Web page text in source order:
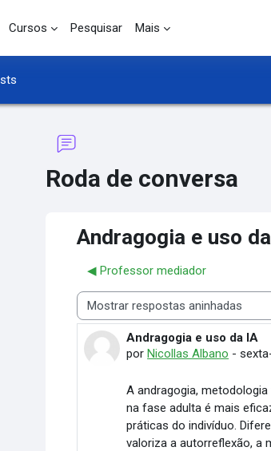
Cursos Pesquisar Mais
Roda de conversa
Andragogia e uso
◀︎ Professor mediador
Modo de visualização
Andragogia e uso da IA
porNicollas Albano -
Número de respostas: 0
A andragogia,
na fase adulta é mais
práticas do indivíduo.
valoriza a autorreflexão, a